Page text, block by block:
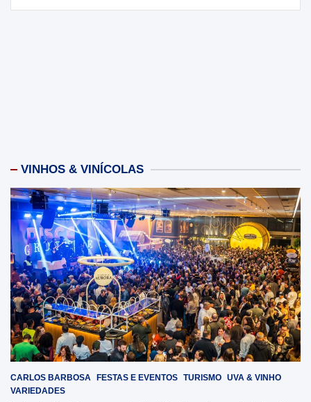
VINHOS & VINÍCOLAS
CARLOS BARBOSA FESTAS E EVENTOS TURISMO UVA & VINHO
VARIEDADES